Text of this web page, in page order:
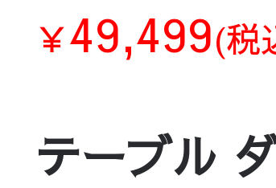
￥49,499(税
テーブル